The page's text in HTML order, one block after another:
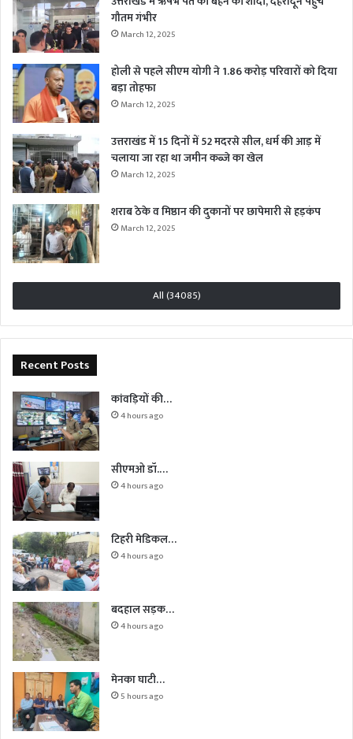
गौतम गंभीर
March 12, 2025
होली से पहले सीएम योगी ने 1.86 करोड़ परिवारों को दिया
बड़ा तोहफा
March 12, 2025
उत्तराखंड में 15 दिनों में 52 मदरसे सील, धर्म की आड़ में
चलाया जा रहा था जमीन कब्जे का खेल
March 12, 2025
शराब ठेके व मिष्ठान की दुकानों पर छापेमारी से हड़कंप
March 12, 2025
All (34085)
Recent Posts
कांवड़ियों की…
4 hours ago
सीएमओ डॉ.…
4 hours ago
टिहरी मेडिकल…
4 hours ago
बदहाल सड़क…
4 hours ago
मेनका घाटी…
5 hours ago